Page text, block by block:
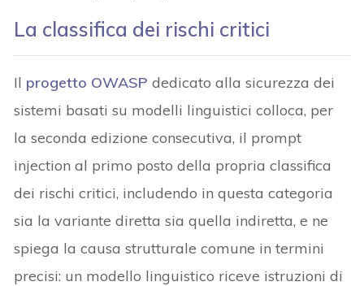
La classifica dei rischi critici
Il progetto OWASP dedicato alla sicurezza dei
sistemi basati su modelli linguistici colloca, per
la seconda edizione consecutiva, il prompt
injection al primo posto della propria classifica
dei rischi critici, includendo in questa categoria
sia la variante diretta sia quella indiretta, e ne
spiega la causa strutturale comune in termini
precisi: un modello linguistico riceve istruzioni di